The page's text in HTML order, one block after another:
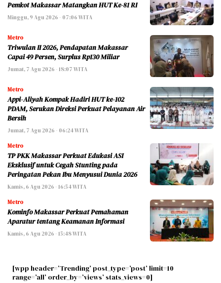
Pemkot Makassar Matangkan HUT Ke-81 RI
Minggu, 9 Agu 2026 - 07:06 WITA
Metro
Triwulan II 2026, Pendapatan Makassar
Capai 49 Persen, Surplus Rp130 Miliar
Jumat, 7 Agu 2026 - 18:07 WITA
Metro
Appi-Aliyah Kompak Hadiri HUT ke-102
PDAM, Serukan Direksi Perkuat Pelayanan Air
Bersih
Jumat, 7 Agu 2026 - 06:24 WITA
Metro
TP PKK Makassar Perkuat Edukasi ASI
Eksklusif untuk Cegah Stunting pada
Peringatan Pekan Ibu Menyusui Dunia 2026
Kamis, 6 Agu 2026 - 16:54 WITA
Metro
Kominfo Makassar Perkuat Pemahaman
Aparatur tentang Keamanan Informasi
Kamis, 6 Agu 2026 - 15:48 WITA
[wpp header=’Trending’ post_type=’post’ limit=10
range=’all’ order_by=’views’ stats_views=0]